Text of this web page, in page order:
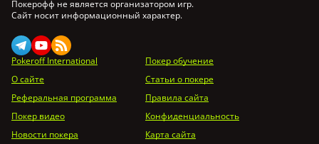
Покерофф не является организатором игр.
Сайт носит информационный характер.
Pokeroff International
Покер обучение
О сайте
Статьи о покере
Реферальная программа
Правила сайта
Покер видео
Конфиденциальность
Новости покера
Карта сайта